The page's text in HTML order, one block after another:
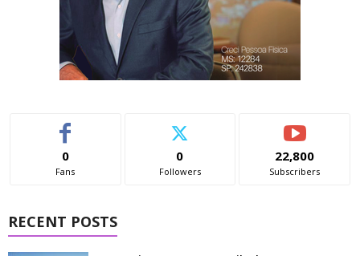
0
Fans
0
Followers
22,800
Subscribers
RECENT POSTS